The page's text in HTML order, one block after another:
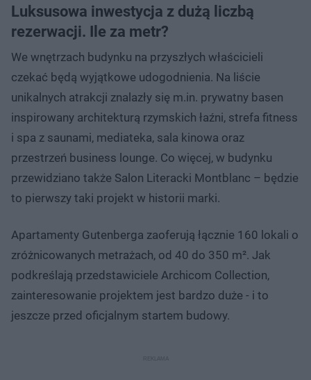
Luksusowa inwestycja z dużą liczbą
rezerwacji. Ile za metr?
We wnętrzach budynku na przyszłych właścicieli
czekać będą wyjątkowe udogodnienia. Na liście
unikalnych atrakcji znalazły się m.in. prywatny basen
inspirowany architekturą rzymskich łaźni, strefa fitness
i spa z saunami, mediateka, sala kinowa oraz
przestrzeń business lounge. Co więcej, w budynku
przewidziano także Salon Literacki Montblanc – będzie
to pierwszy taki projekt w historii marki.
Apartamenty Gutenberga zaoferują łącznie 160 lokali o
zróżnicowanych metrażach, od 40 do 350 m². Jak
podkreślają przedstawiciele Archicom Collection,
zainteresowanie projektem jest bardzo duże - i to
jeszcze przed oficjalnym startem budowy.